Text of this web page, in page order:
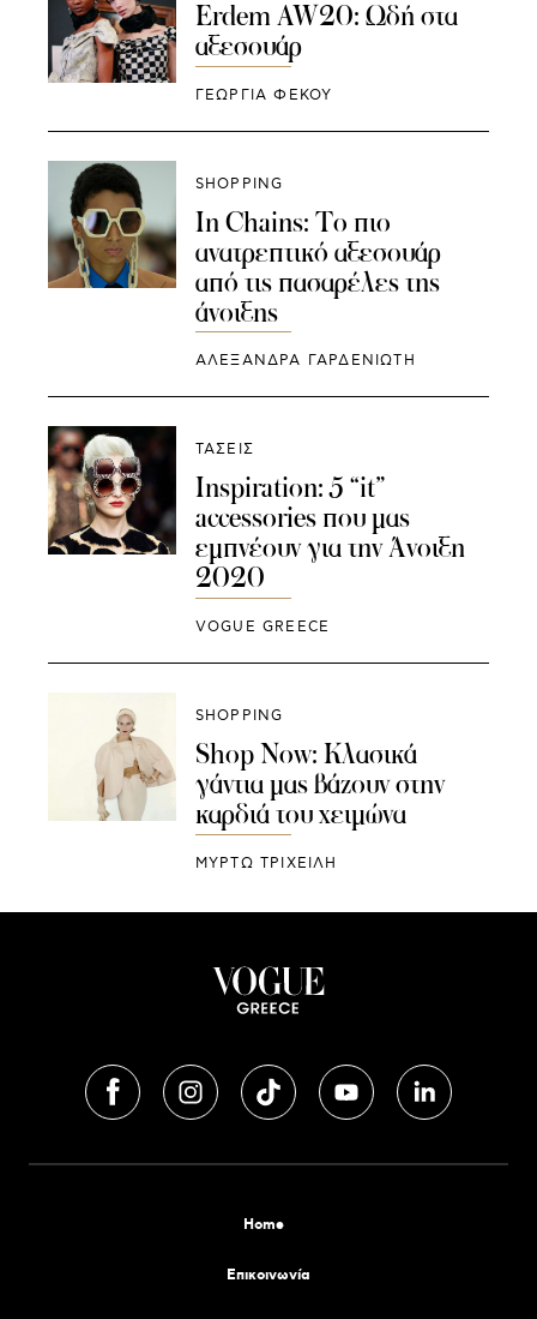
Erdem AW20: Ωδή στα
αξεσουάρ
ΓΕΩΡΓΙΑ ΦΕΚΟΥ
SHOPPING
In Chains: Τo πιο
ανατρεπτικό αξεσουάρ
από τις πασαρέλες της
άνοιξης
ΑΛΕΞΑΝΔΡΑ ΓΑΡΔΕΝΙΩΤΗ
ΤΑΣΕΙΣ
Inspiration: 5 “it”
accessories που μας
εμπνέουν για την Άνοιξη
2020
VOGUE GREECE
SHOPPING
Shop Now: Κλασικά
γάντια μας βάζουν στην
καρδιά του χειμώνα
ΜΥΡΤΩ ΤΡΙΧΕΙΛΗ
Home
Επικοινωνία